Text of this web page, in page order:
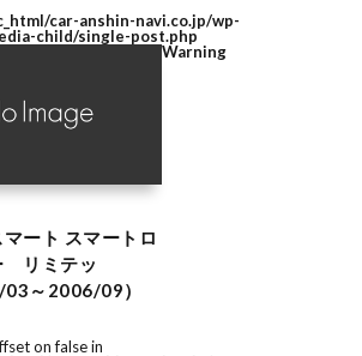
car-anshin-navi.co.jp/wp-
child/single-post.php
ート スマートロ
リミテッ
03～2006/09）
Warning
on false in